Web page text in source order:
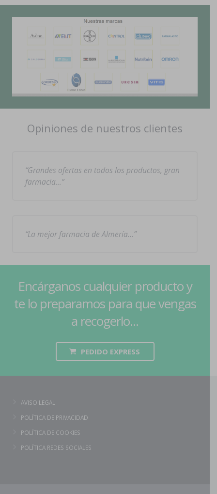
Opiniones de nuestros clientes
Grandes ofertas en todos los productos, gran
farmacia…
La mejor farmacia de Almería…
Encárganos cualquier producto y
te lo preparamos para que vengas
a recogerlo...
PEDIDO EXPRESS
AVISO LEGAL
POLÍTICA DE PRIVACIDAD
POLÍTICA DE COOKIES
POLÍTICA REDES SOCIALES